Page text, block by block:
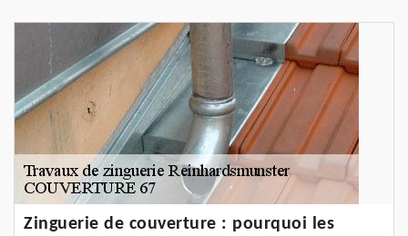
Zinguerie de couverture : pourquoi les